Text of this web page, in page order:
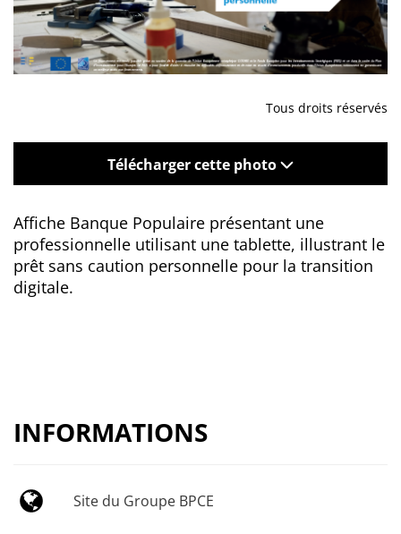
Tous droits réservés
Télécharger cette photo
Affiche Banque Populaire présentant une
professionnelle utilisant une tablette, illustrant le
prêt sans caution personnelle pour la transition
digitale.
INFORMATIONS
Site du Groupe BPCE